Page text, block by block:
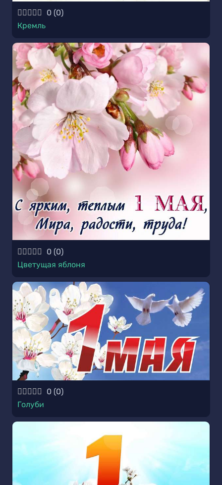
0 (0)
Кремль
0 (0)
Цветущая яблоня
0 (0)
Голуби